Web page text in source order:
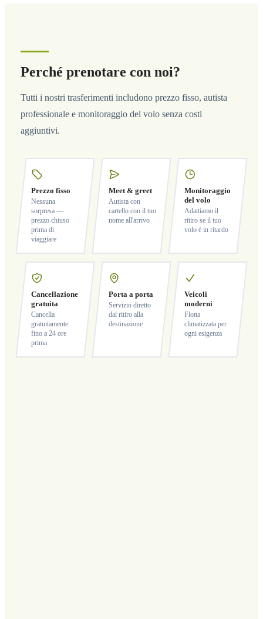
Perché prenotare con noi?
Tutti i nostri trasferimenti includono prezzo fisso, autista
professionale e monitoraggio del volo senza costi
aggiuntivi.
Prezzo fisso
Nessuna
sorpresa —
prezzo chiuso
prima di
viaggiare
Meet & greet
Autista con
cartello con il tuo
nome all'arrivo
Monitoraggio
del volo
Adattiamo il
ritiro se il tuo
volo è in ritardo
Cancellazione
gratuita
Cancella
gratuitamente
fino a 24 ore
prima
Porta a porta
Servizio diretto
dal ritiro alla
destinazione
Veicoli
moderni
Flotta
climatizzata per
ogni esigenza